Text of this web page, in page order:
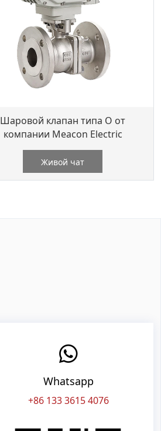
Шаровой клапан типа O от
компании Meacon Electric
Живой чат
Whatsapp
+86 133 3615 4076